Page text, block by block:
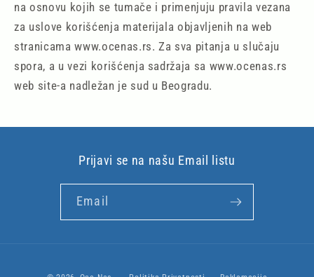
na osnovu kojih se tumače i primenjuju pravila vezana
za uslove korišćenja materijala objavljenih na web
stranicama www.ocenas.rs. Za sva pitanja u slučaju
spora, a u vezi korišćenja sadržaja sa www.ocenas.rs
web site-a nadležan je sud u Beogradu.
Prijavi se na našu Email listu
Email